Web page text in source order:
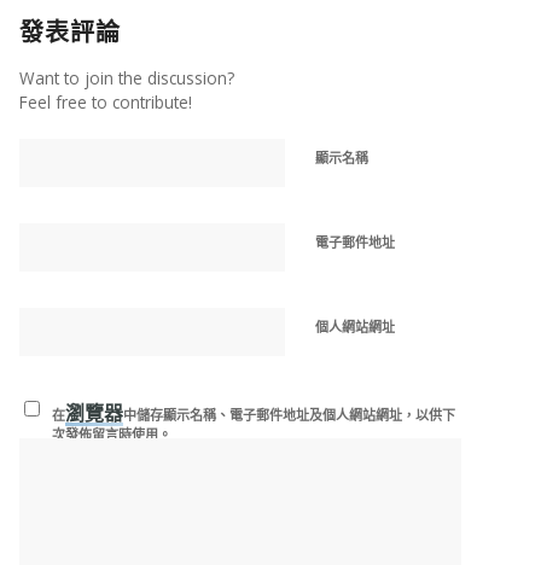
發表評論
Want to join the discussion?
Feel free to contribute!
顯示名稱
電子郵件地址
個人網站網址
在瀏覽器中儲存顯示名稱、電子郵件地址及個人網站網址，以供下
次發佈留言時使用。